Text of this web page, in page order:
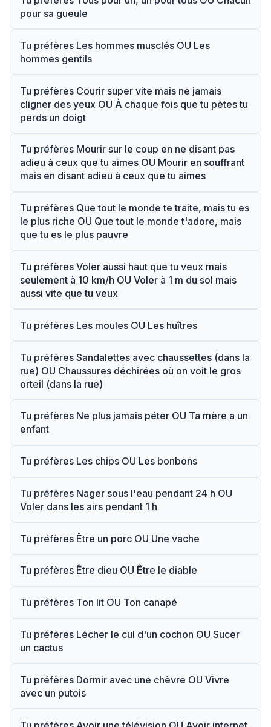
pour sa gueule
Tu préfères Les hommes musclés OU Les
hommes gentils
Tu préfères Courir super vite mais ne jamais
cligner des yeux OU À chaque fois que tu pètes tu
perds un doigt
Tu préfères Mourir sur le coup en ne disant pas
adieu à ceux que tu aimes OU Mourir en souffrant
mais en disant adieu à ceux que tu aimes
Tu préfères Que tout le monde te traite, mais tu es
le plus riche OU Que tout le monde t'adore, mais
que tu es le plus pauvre
Tu préfères Voler aussi haut que tu veux mais
seulement à 10 km/h OU Voler à 1 m du sol mais
aussi vite que tu veux
Tu préfères Les moules OU Les huîtres
Tu préfères Sandalettes avec chaussettes (dans la
rue) OU Chaussures déchirées où on voit le gros
orteil (dans la rue)
Tu préfères Ne plus jamais péter OU Ta mère a un
enfant
Tu préfères Les chips OU Les bonbons
Tu préfères Nager sous l'eau pendant 24 h OU
Voler dans les airs pendant 1 h
Tu préfères Être un porc OU Une vache
Tu préfères Être dieu OU Être le diable
Tu préfères Ton lit OU Ton canapé
Tu préfères Lécher le cul d'un cochon OU Sucer
un cactus
Tu préfères Dormir avec une chèvre OU Vivre
avec un putois